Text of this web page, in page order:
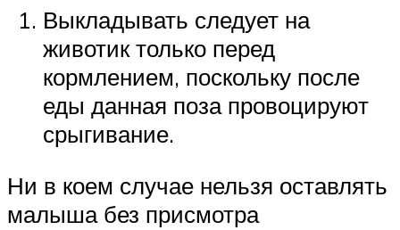
Выкладывать следует на
животик только перед
кормлением, поскольку после
еды данная поза провоцируют
срыгивание.
Ни в коем случае нельзя оставлять
малыша без присмотра